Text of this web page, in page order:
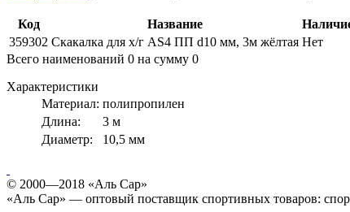
Код Название
359302 Скакалка для х/г AS4 ПП d10 мм, 3м жёлтая Нет
Всего наименований 0 на сумму 0
Характеристики
Материал: полипропилен
Длина:
3 м
Диаметр:
10,5 мм
© 2000—2018 «Аль Сар»
«Аль Сар» — оптовый поставщик спортивных товаров: